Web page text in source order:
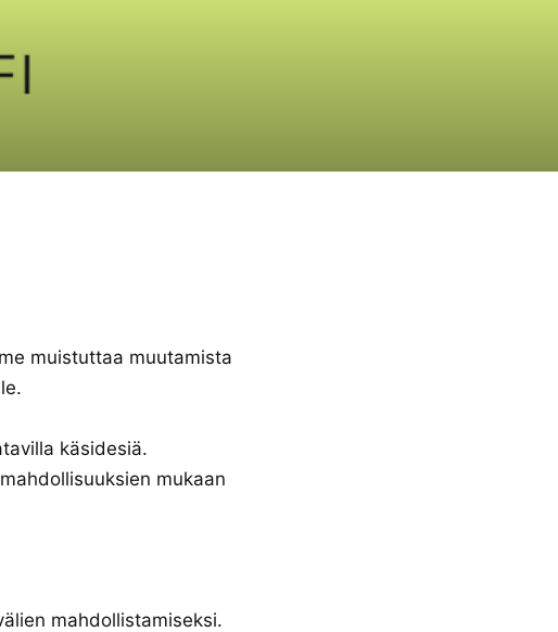
muistuttaa muutamista
käsidesiä.⠀
mukaan
mahdollistamiseksi.